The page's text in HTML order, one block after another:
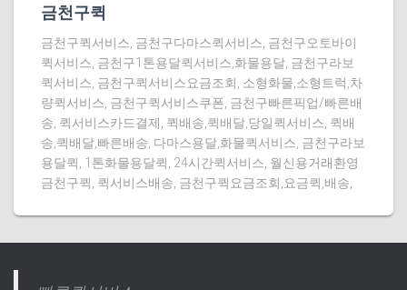
금천구퀵
금천구퀵서비스, 금천구다마스퀵서비스, 금천구오토바이
퀵서비스, 금천구1톤용달퀵서비스,화물용달, 금천구라보
퀵서비스, 금천구퀵서비스요금조회, 소형화물,소형트럭,차
량퀵서비스, 금천구퀵서비스쿠폰, 금천구빠른픽업/빠른배
송, 퀵서비스카드결제, 퀵배송,퀵배달,당일퀵서비스, 퀵배
송,퀵배달,빠른배송, 다마스용달,화물퀵서비스, 금천구라보
용달퀵, 1톤화물용달퀵, 24시간퀵서비스, 월신용거래환영
금천구퀵, 퀵서비스배송, 금천구퀵요금조회,요금퀵,배송,